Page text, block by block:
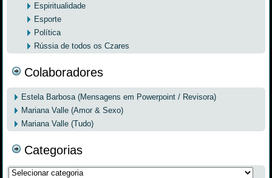
Espiritualidade
Esporte
Política
Rússia de todos os Czares
Colaboradores
Estela Barbosa (Mensagens em Powerpoint / Revisora)
Mariana Valle (Amor & Sexo)
Mariana Valle (Tudo)
Categorias
Categorias